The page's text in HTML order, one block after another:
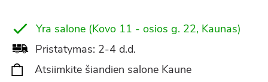
Yra salone (Kovo 11 - osios g. 22, Kaunas)
Pristatymas: 2-4 d.d.
Atsiimkite šiandien salone Kaune